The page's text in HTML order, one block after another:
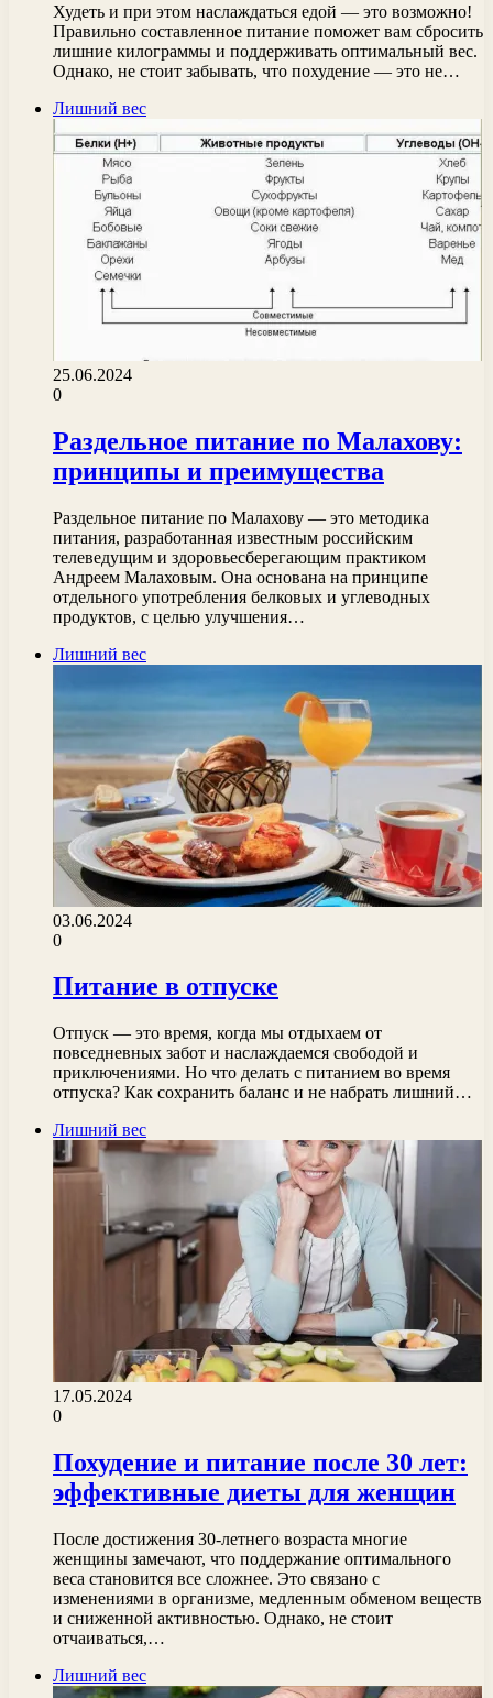
Худеть и при этом наслаждаться едой — это возможно!
Правильно составленное питание поможет вам сбросить
лишние килограммы и поддерживать оптимальный вес.
Однако, не стоит забывать, что похудение — это не…
Лишний вес
25.06.2024
0
Раздельное питание по Малахову:
принципы и преимущества
Раздельное питание по Малахову — это методика
питания, разработанная известным российским
телеведущим и здоровьесберегающим практиком
Андреем Малаховым. Она основана на принципе
отдельного употребления белковых и углеводных
продуктов, с целью улучшения…
Лишний вес
03.06.2024
0
Питание в отпуске
Отпуск — это время, когда мы отдыхаем от
повседневных забот и наслаждаемся свободой и
приключениями. Но что делать с питанием во время
отпуска? Как сохранить баланс и не набрать лишний…
Лишний вес
17.05.2024
0
Похудение и питание после 30 лет:
эффективные диеты для женщин
После достижения 30-летнего возраста многие
женщины замечают, что поддержание оптимального
веса становится все сложнее. Это связано с
изменениями в организме, медленным обменом веществ
и сниженной активностью. Однако, не стоит
отчаиваться,…
Лишний вес